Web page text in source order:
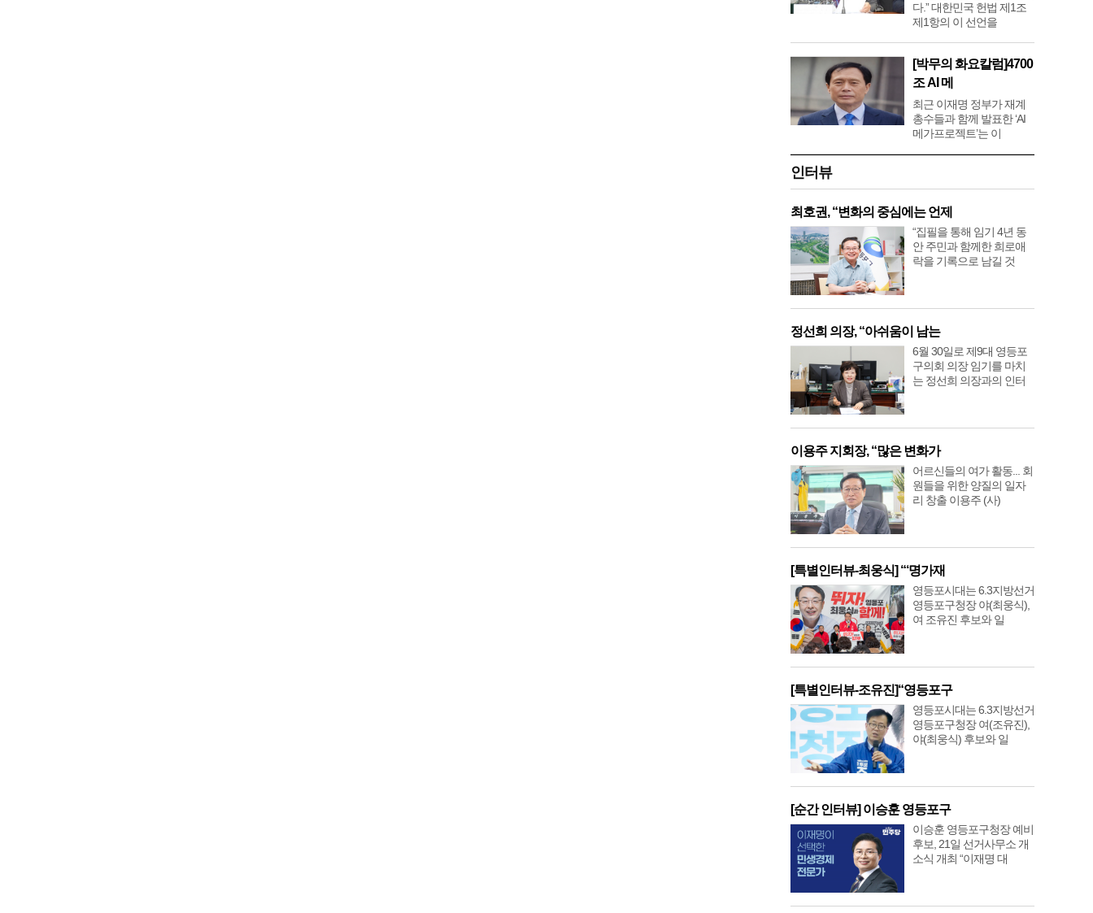
다.” 대한민국 헌법 제1조
제1항의 이 선언을
[박무의 화요칼럼]4700
조 AI 메
최근 이재명 정부가 재계
총수들과 함께 발표한 ‘AI
메가프로젝트’는 이
인터뷰
최호권, “변화의 중심에는 언제
“집필을 통해 임기 4년 동
안 주민과 함께한 희로애
락을 기록으로 남길 것
정선희 의장, “아쉬움이 남는
6월 30일로 제9대 영등포
구의회 의장 임기를 마치
는 정선희 의장과의 인터
이용주 지회장, “많은 변화가
어르신들의 여가 활동... 회
원들을 위한 양질의 일자
리 창출 이용주 (사)
[특별인터뷰-최웅식] “‘명가재
영등포시대는 6.3지방선거
영등포구청장 야(최웅식),
여 조유진 후보와 일
[특별인터뷰-조유진]“영등포구
영등포시대는 6.3지방선거
영등포구청장 여(조유진),
야(최웅식) 후보와 일
[순간 인터뷰] 이승훈 영등포구
이승훈 영등포구청장 예비
후보, 21일 선거사무소 개
소식 개최 “이재명 대